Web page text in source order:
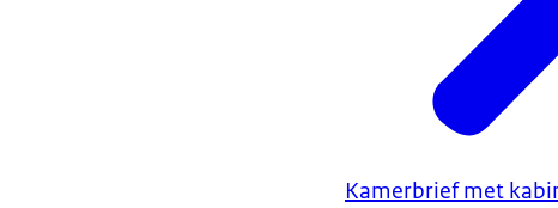
Kamerbrief met